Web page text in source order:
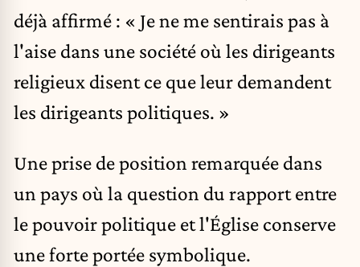
déjà affirmé : « Je ne me sentirais pas à
l'aise dans une société où les dirigeants
religieux disent ce que leur demandent
les dirigeants politiques. »
Une prise de position remarquée dans
un pays où la question du rapport entre
le pouvoir politique et l'Église conserve
une forte portée symbolique.